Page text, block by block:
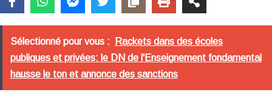
Sélectionné pour vous :
Rackets dans des écoles
publiques et privées: le DN de l'Enseignement fondamental
hausse le ton et annonce des sanctions